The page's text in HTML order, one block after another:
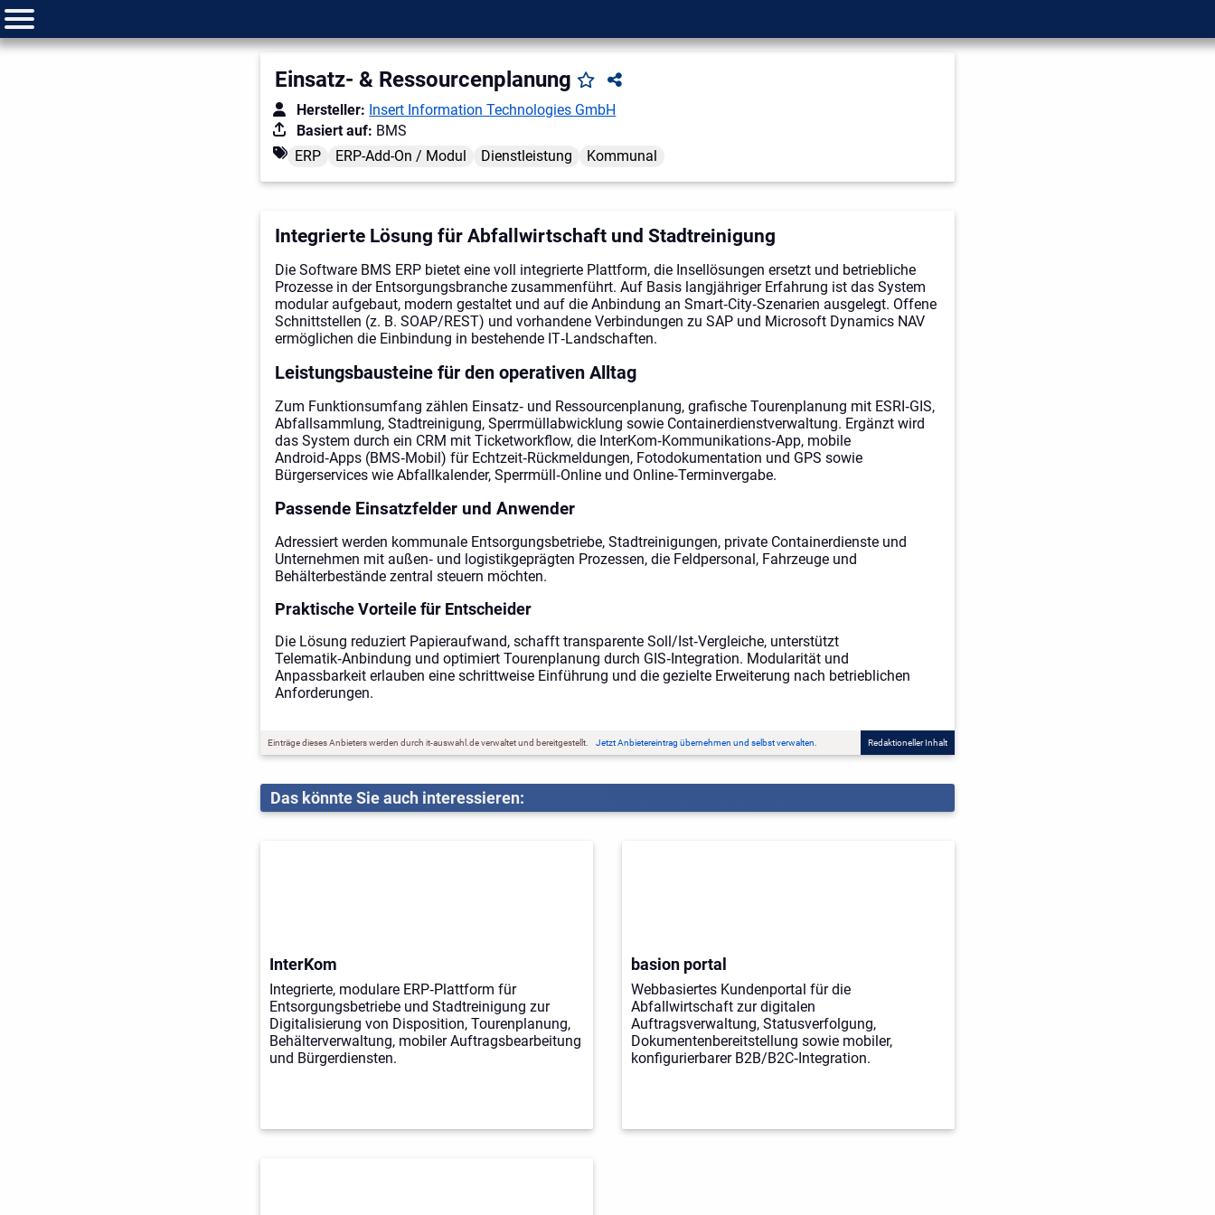
Einsatz- & Ressourcenplanung
Hersteller: Insert Information Technologies GmbH
Basiert auf: BMS
ERP
ERP-Add-On / Modul Dienstleistung Kommunal
Integrierte Lösung für Abfallwirtschaft und Stadtreinigung
Die Software BMS ERP bietet eine voll integrierte Plattform, die Insellösungen ersetzt und betriebliche
Prozesse in der Entsorgungsbranche zusammenführt. Auf Basis langjähriger Erfahrung ist das System
modular aufgebaut, modern gestaltet und auf die Anbindung an Smart‑City‑Szenarien ausgelegt. Offene
Schnittstellen (z. B. SOAP/REST) und vorhandene Verbindungen zu SAP und Microsoft Dynamics NAV
ermöglichen die Einbindung in bestehende IT‑Landschaften.
Leistungsbausteine für den operativen Alltag
Zum Funktionsumfang zählen Einsatz‑ und Ressourcenplanung, grafische Tourenplanung mit ESRI‑GIS,
Abfallsammlung, Stadtreinigung, Sperrmüllabwicklung sowie Containerdienstverwaltung. Ergänzt wird
das System durch ein CRM mit Ticketworkflow, die InterKom‑Kommunikations‑App, mobile
Android‑Apps (BMS‑Mobil) für Echtzeit‑Rückmeldungen, Fotodokumentation und GPS sowie
Bürgerservices wie Abfallkalender, Sperrmüll‑Online und Online‑Terminvergabe.
Passende Einsatzfelder und Anwender
Adressiert werden kommunale Entsorgungsbetriebe, Stadtreinigungen, private Containerdienste und
Unternehmen mit außen‑ und logistikgeprägten Prozessen, die Feldpersonal, Fahrzeuge und
Behälterbestände zentral steuern möchten.
Praktische Vorteile für Entscheider
Die Lösung reduziert Papieraufwand, schafft transparente Soll/Ist‑Vergleiche, unterstützt
Telematik‑Anbindung und optimiert Tourenplanung durch GIS‑Integration. Modularität und
Anpassbarkeit erlauben eine schrittweise Einführung und die gezielte Erweiterung nach betrieblichen
Anforderungen.
Einträge dieses Anbieters werden durch it-auswahl.de verwaltet und bereitgestellt. Jetzt Anbietereintrag übernehmen und selbst verwalten. Redaktioneller Inhalt
Das könnte Sie auch interessieren:
InterKom
Integrierte, modulare ERP‑Plattform für
Entsorgungsbetriebe und Stadtreinigung zur
Digitalisierung von Disposition, Tourenplanung,
Behälterverwaltung, mobiler Auftragsbearbeitung
und Bürgerdiensten.
basion portal
Webbasiertes Kundenportal für die
Abfallwirtschaft zur digitalen
Auftragsverwaltung, Statusverfolgung,
Dokumentenbereitstellung sowie mobiler,
konfigurierbarer B2B/B2C‑Integration.